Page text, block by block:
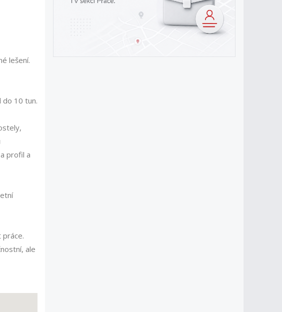
lešení.
do 10 tun.
profil a
práce.
ale